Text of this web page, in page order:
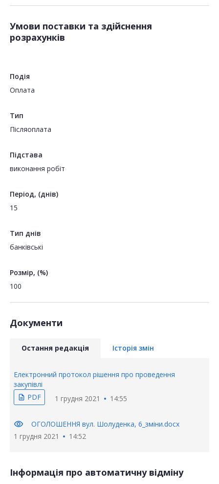
Умови поставки та здійснення
розрахунків
Подія
Оплата
Тип
Пiсляоплата
Підстава
виконання робіт
Період, (днів)
15
Тип днів
банківські
Розмір, (%)
100
Документи
Остання редакція Історія змін
Електронний протокол рішення про проведення
закупівлі
description PDF 1 грудня 2021 14:55
visibility
ОГОЛОШЕННЯ вул. Шолуденка, 6_зміни.docx
1 грудня 2021
14:52
Інформація про автоматичну відміну